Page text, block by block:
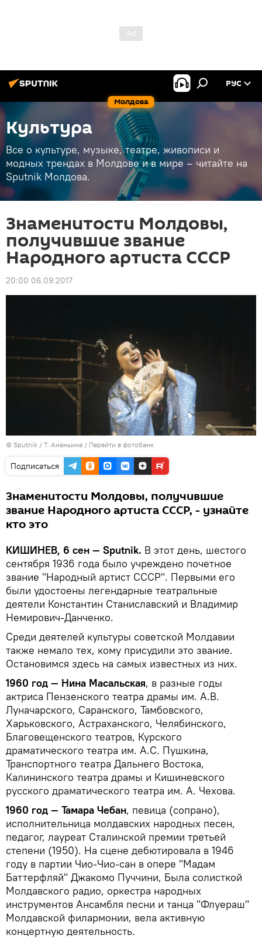
Молдова
РУС
Культура
Все о культуре, музыке, театре, живописи и
модных трендах в Молдове и в мире – читайте на
Sputnik Молдова.
Знаменитости Молдовы,
получившие звание
Народного артиста СССР
20:00 06.09.2017
© Sputnik / Т. Ананьина / Перейти в фотобанк
Подписаться
Знаменитости Молдовы, получившие
звание Народного артиста СССР, - узнайте
кто это
КИШИНЕВ, 6 сен — Sputnik. В этот день, шестого
сентября 1936 года было учреждено почетное
звание "Народный артист СССР". Первыми его
были удостоены легендарные театральные
деятели Константин Станиславский и Владимир
Немирович-Данченко.
Среди деятелей культуры советской Молдавии
также немало тех, кому присудили это звание.
Остановимся здесь на самых известных из них.
1960 год — Нина Масальская, в разные годы
актриса Пензенского театра драмы им. А.В.
Луначарского, Саранского, Тамбовского,
Харьковского, Астраханского, Челябинского,
Благовещенского театров, Курского
драматического театра им. А.С. Пушкина,
Транспортного театра Дальнего Востока,
Калининского театра драмы и Кишиневского
русского драматического театра им. А. Чехова.
1960 год — Тамара Чебан, певица (сопрано),
исполнительница молдавских народных песен,
педагог, лауреат Сталинской премии третьей
степени (1950). На сцене дебютировала в 1946
году в партии Чио-Чио-сан в опере "Мадам
Баттерфляй" Джакомо Пуччини, Была солисткой
Молдавского радио, оркестра народных
инструментов Ансамбля песни и танца "Флуераш"
Молдавской филармонии, вела активную
концертную деятельность.